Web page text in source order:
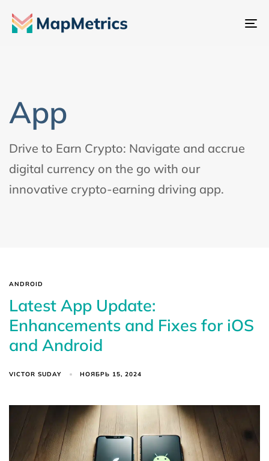
App
Drive to Earn Crypto: Navigate and accrue
digital currency on the go with our
innovative crypto-earning driving app.
ANDROID
Latest App Update:
Enhancements and Fixes for iOS
and Android
VICTOR SUDAY НОЯБРЬ 15, 2024